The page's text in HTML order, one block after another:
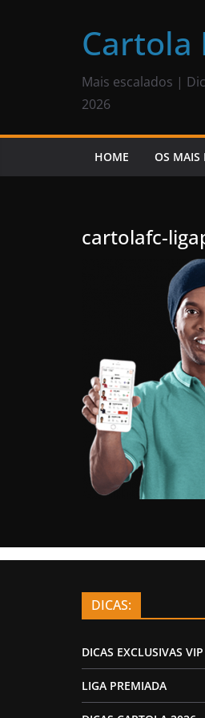
Cartola
Mais escalados |
2026
HOME OS MAIS
cartolafc-
DICAS:
DICAS EXCLUSIVAS VIP
LIGA PREMIADA